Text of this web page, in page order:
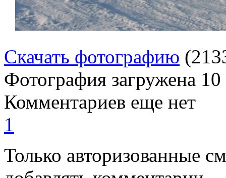
Скачать фотографию
Фотография загружена
Комментариев еще нет
1
Только авторизованные